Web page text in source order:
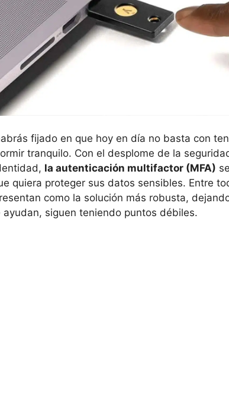
fijado en que hoy en día no basta con
tranquilo. Con el desplome de la
la autenticación multifactor (MFA)
quiera proteger sus datos sensibles. Entre
como la solución más robusta,
ayudan, siguen teniendo puntos débiles.